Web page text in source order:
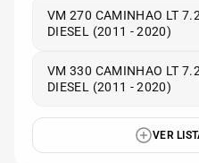
VM 270 CAMINHAO LT
DIESEL (2011 - 2020)
VM 330 CAMINHAO LT
DIESEL (2011 - 2020)
VER